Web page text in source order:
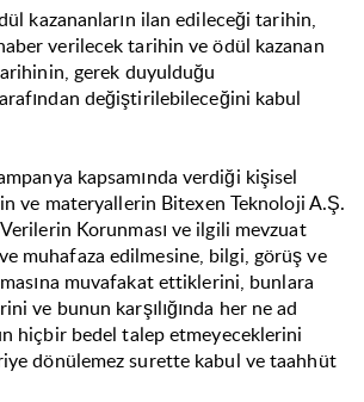
kazananların ilan edileceği tarihin,
verilecek tarihin ve ödül kazanan
gerek duyulduğu
değiştirilebileceğini kabul
kapsamında verdiği kişisel
ve materyallerin Bitexen Teknoloji A.Ş.
Korunması ve ilgili mevzuat
muhafaza edilmesine, bilgi, görüş ve
muvafakat ettiklerini, bunlara
ve bunun karşılığında her ne ad
hiçbir bedel talep etmeyeceklerini
dönülemez surette kabul ve taahhüt